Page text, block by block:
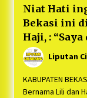
Niat Hati
Bekasi ini
Haji, :
Rp628juta
Liputan
KABUPATEN
Bernama Lili dan